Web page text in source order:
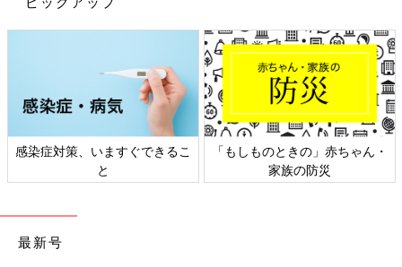
症対策、いますぐできるこ
「もしものときの」赤ちゃん・
家族の防災
日
最新号